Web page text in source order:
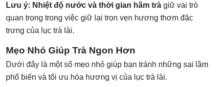
Lưu ý: Nhiệt độ nước và thời gian hãm trà giữ vai trò
quan trọng trong việc giữ lại trọn vẹn hương thơm đặc
trưng của lục trà lài.
Mẹo Nhỏ Giúp Trà Ngon Hơn
Dưới đây là một số mẹo nhỏ giúp bạn tránh những sai lầm
phổ biến và tối ưu hóa hương vị của lục trà lài.